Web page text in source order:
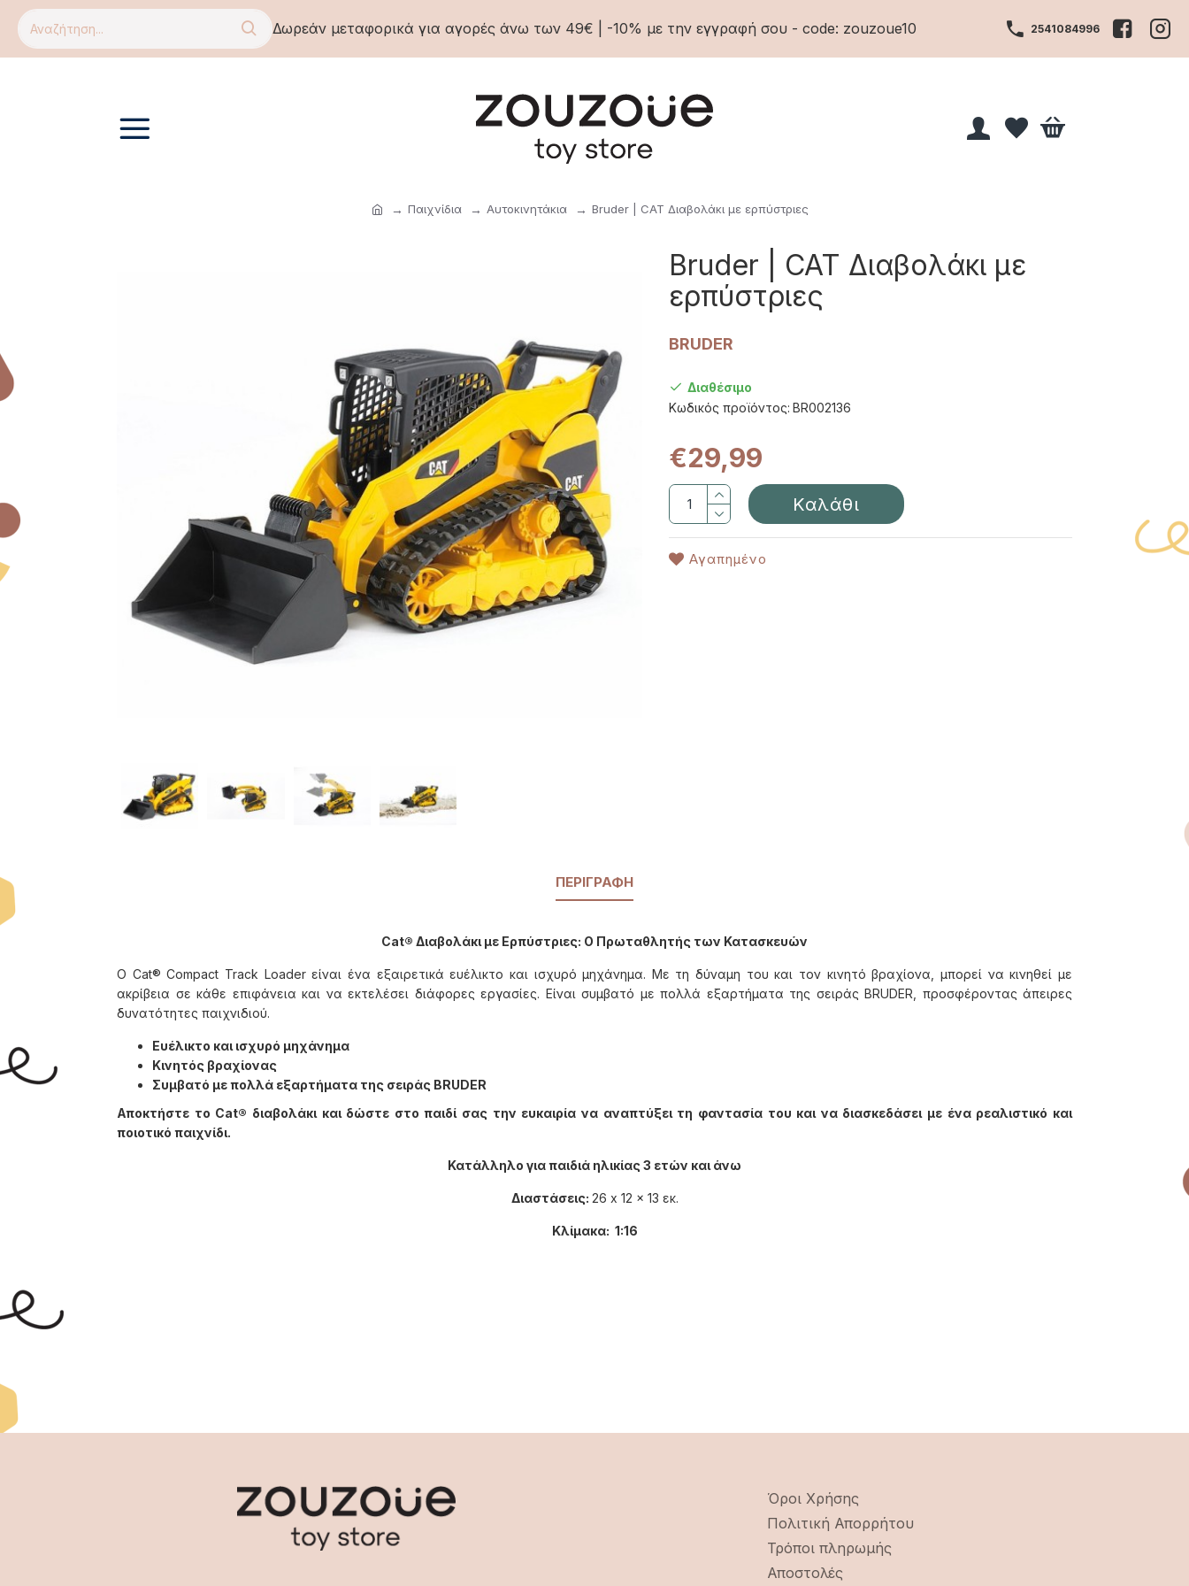
Δωρεάν μεταφορικά για αγορές άνω των 49€ | -10% με την εγγραφή σου - code: zouzoue10 2541084996
Παιχνίδια Αυτοκινητάκια Bruder | CAT Διαβολάκι με ερπύστριες
Bruder | CAT Διαβολάκι με
ερπύστριες
BRUDER
Διαθέσιμο
Κωδικός προϊόντος: BR002136
€29,99
Καλάθι
Αγαπημένο
ΠΕΡΙΓΡΑΦΉ
Cat® Διαβολάκι με Ερπύστριες: Ο Πρωταθλητής των Κατασκευών
Ο Cat® Compact Track Loader είναι ένα εξαιρετικά ευέλικτο και ισχυρό μηχάνημα. Με τη δύναμη του και τον κινητό βραχίονα, μπορεί να κινηθεί με
ακρίβεια σε κάθε επιφάνεια και να εκτελέσει διάφορες εργασίες. Είναι συμβατό με πολλά εξαρτήματα της σειράς BRUDER, προσφέροντας άπειρες
δυνατότητες παιχνιδιού.
Ευέλικτο και ισχυρό μηχάνημα
Κινητός βραχίονας
Συμβατό με πολλά εξαρτήματα της σειράς BRUDER
Αποκτήστε το Cat® διαβολάκι και δώστε στο παιδί σας την ευκαιρία να αναπτύξει τη φαντασία του και να διασκεδάσει με ένα ρεαλιστικό και
ποιοτικό παιχνίδι.
Κατάλληλο για παιδιά ηλικίας 3 ετών και άνω
Διαστάσεις: 26 x 12 x 13 εκ.
Κλίμακα: 1:16
Όροι Χρήσης
Πολιτική Απορρήτου
Τρόποι πληρωμής
Αποστολές